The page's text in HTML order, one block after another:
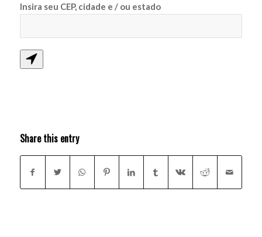
Insira seu CEP, cidade e / ou estado
Share this entry